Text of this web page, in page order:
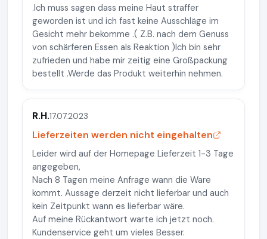
.Ich muss sagen dass meine Haut straffer
geworden ist und ich fast keine Ausschläge im
Gesicht mehr bekomme .( Z.B. nach dem Genuss
von schärferen Essen als Reaktion )Ich bin sehr
zufrieden und habe mir zeitig eine Großpackung
bestellt .Werde das Produkt weiterhin nehmen.
R.H.17.07.2023
Lieferzeiten werden nicht eingehalten
Leider wird auf der Homepage Lieferzeit 1-3 Tage
angegeben,
Nach 8 Tagen meine Anfrage wann die Ware
kommt. Aussage derzeit nicht lieferbar und auch
kein Zeitpunkt wann es lieferbar wäre.
Auf meine Rückantwort warte ich jetzt noch.
Kundenservice geht um vieles Besser.